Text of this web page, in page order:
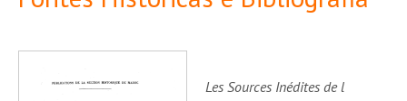
Les Sources Inédites de l